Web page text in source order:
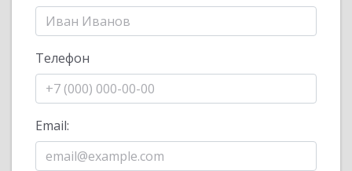
Телефон
Email: